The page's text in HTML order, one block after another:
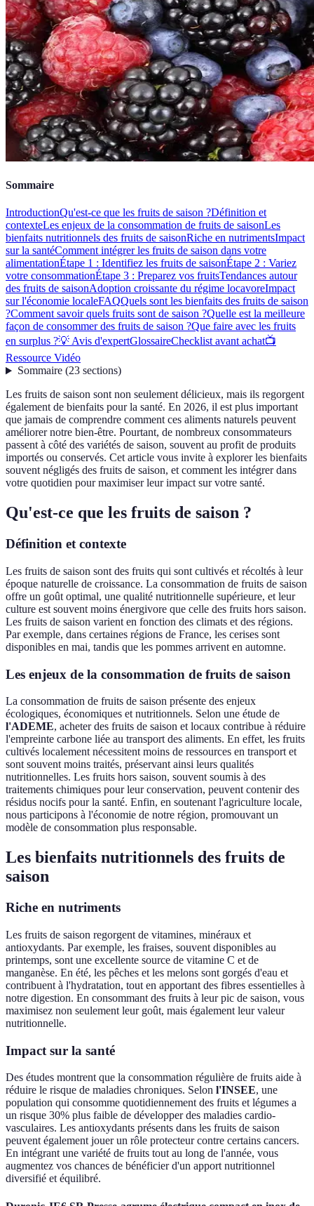
Sommaire
IntroductionQu'est-ce que les fruits de saison ?Définition et
contexteLes enjeux de la consommation de fruits de saisonLes
bienfaits nutritionnels des fruits de saisonRiche en nutrimentsImpact
sur la santéComment intégrer les fruits de saison dans votre
alimentationÉtape 1 : Identifiez les fruits de saisonÉtape 2 : Variez
votre consommationÉtape 3 : Preparez vos fruitsTendances autour
des fruits de saisonAdoption croissante du régime locavoreImpact
sur l'économie localeFAQQuels sont les bienfaits des fruits de saison
?Comment savoir quels fruits sont de saison ?Quelle est la meilleure
façon de consommer des fruits de saison ?Que faire avec les fruits
en surplus ?💡 Avis d'expertGlossaireChecklist avant achat📺
Ressource Vidéo
Sommaire(23 sections)
Les fruits de saison sont non seulement délicieux, mais ils regorgent
également de bienfaits pour la santé. En 2026, il est plus important
que jamais de comprendre comment ces aliments naturels peuvent
améliorer notre bien-être. Pourtant, de nombreux consommateurs
passent à côté des variétés de saison, souvent au profit de produits
importés ou conservés. Cet article vous invite à explorer les bienfaits
souvent négligés des fruits de saison, et comment les intégrer dans
votre quotidien pour maximiser leur impact sur votre santé.
Qu'est-ce que les fruits de saison ?
Définition et contexte
Les fruits de saison sont des fruits qui sont cultivés et récoltés à leur
époque naturelle de croissance. La consommation de fruits de saison
offre un goût optimal, une qualité nutritionnelle supérieure, et leur
culture est souvent moins énergivore que celle des fruits hors saison.
Les fruits de saison varient en fonction des climats et des régions.
Par exemple, dans certaines régions de France, les cerises sont
disponibles en mai, tandis que les pommes arrivent en automne.
Les enjeux de la consommation de fruits de saison
La consommation de fruits de saison présente des enjeux
écologiques, économiques et nutritionnels. Selon une étude de
l'ADEME, acheter des fruits de saison et locaux contribue à réduire
l'empreinte carbone liée au transport des aliments. En effet, les fruits
cultivés localement nécessitent moins de ressources en transport et
sont souvent moins traités, préservant ainsi leurs qualités
nutritionnelles. Les fruits hors saison, souvent soumis à des
traitements chimiques pour leur conservation, peuvent contenir des
résidus nocifs pour la santé. Enfin, en soutenant l'agriculture locale,
nous participons à l'économie de notre région, promouvant un
modèle de consommation plus responsable.
Les bienfaits nutritionnels des fruits de
saison
Riche en nutriments
Les fruits de saison regorgent de vitamines, minéraux et
antioxydants. Par exemple, les fraises, souvent disponibles au
printemps, sont une excellente source de vitamine C et de
manganèse. En été, les pêches et les melons sont gorgés d'eau et
contribuent à l'hydratation, tout en apportant des fibres essentielles à
notre digestion. En consommant des fruits à leur pic de saison, vous
maximisez non seulement leur goût, mais également leur valeur
nutritionnelle.
Impact sur la santé
Des études montrent que la consommation régulière de fruits aide à
réduire le risque de maladies chroniques. Selon l'INSEE, une
population qui consomme quotidiennement des fruits et légumes a
un risque 30% plus faible de développer des maladies cardio-
vasculaires. Les antioxydants présents dans les fruits de saison
peuvent également jouer un rôle protecteur contre certains cancers.
En intégrant une variété de fruits tout au long de l'année, vous
augmentez vos chances de bénéficier d'un apport nutritionnel
diversifié et équilibré.